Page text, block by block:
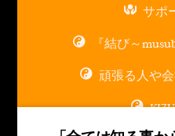
サポ
『結び～
頑張る人や